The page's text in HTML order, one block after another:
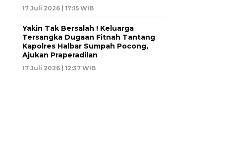
17 Juli 2026 | 17:15 WIB
Yakin Tak Bersalah ! Keluarga
Tersangka Dugaan Fitnah Tantang
Kapolres Halbar Sumpah Pocong,
Ajukan Praperadilan
17 Juli 2026 | 12:37 WIB